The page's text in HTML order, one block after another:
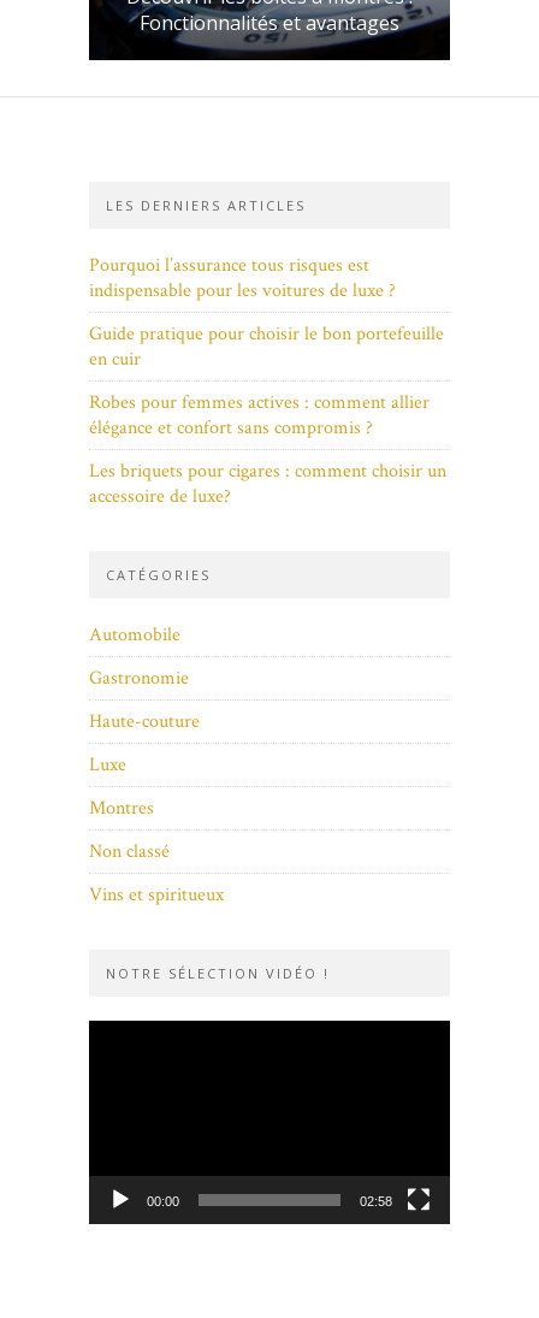
Fonctionnalités et avantages
LES DERNIERS ARTICLES
Pourquoi l’assurance tous risques est
indispensable pour les voitures de luxe ?
Guide pratique pour choisir le bon portefeuille
en cuir
Robes pour femmes actives : comment allier
élégance et confort sans compromis ?
Les briquets pour cigares : comment choisir un
accessoire de luxe?
CATÉGORIES
Automobile
Gastronomie
Haute-couture
Luxe
Montres
Non classé
Vins et spiritueux
NOTRE SÉLECTION VIDÉO !
00:00 02:58